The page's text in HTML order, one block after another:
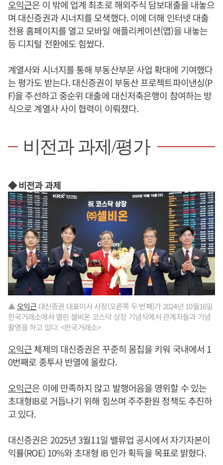
오익근은 이 밖에 업계 최초로 해외주식 담보대출을 내놓으
며 대신증권과 시너지를 모색했다. 이에 더해 인터넷 대출
전용 홈페이지를 열고 모바일 애플리케이션(앱)을 내놓는
등 디지털 전환에도 힘썼다.
계열사와 시너지를 통해 부동산부문 사업 확대에 기여했다
는 평가도 받는다. 대신증권이 부동산 프로젝트파이낸싱(P
F)을 주선하고 중순위 대출에 대신저축은행이 참여하는 방
식으로 계열사 사이 협력이 이뤄졌다.
비전과 과제/평가
◆ 비전과 과제
▲오익근 대신증권 대표이사 사장(오른쪽 두 번째)가 2024년 10월16일
한국거래소에서 열린 셀비온 코스닥 상장 기념식에서 관계자들과 기념
촬영을 하고 있다. <한국거래소>
오익근체제의 대신증권은 꾸준히 몸집을 키워 국내에서 1
0번째로 종투사 반열에 올랐다.
오익근은 이에 만족하지 않고 발행어음을 영위할 수 있는
초대형IB로 거듭나기 위해 힘쓰며 주주환원 정책도 추진하
고 있다.
대신증권은 2025년 3월11일 밸류업 공시에서 자기자본이
익률(ROE) 10%와 초대형 IB 인가 획득을 목표로 밝혔다.